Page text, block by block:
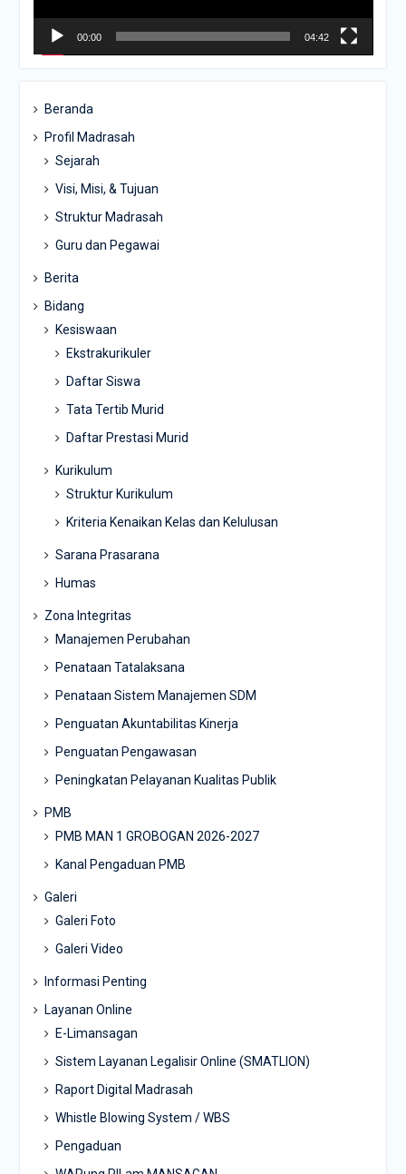
00:00 04:42
Beranda
Profil Madrasah
Sejarah
Visi, Misi, & Tujuan
Struktur Madrasah
Guru dan Pegawai
Berita
Bidang
Kesiswaan
Ekstrakurikuler
Daftar Siswa
Tata Tertib Murid
Daftar Prestasi Murid
Kurikulum
Struktur Kurikulum
Kriteria Kenaikan Kelas dan Kelulusan
Sarana Prasarana
Humas
Zona Integritas
Manajemen Perubahan
Penataan Tatalaksana
Penataan Sistem Manajemen SDM
Penguatan Akuntabilitas Kinerja
Penguatan Pengawasan
Peningkatan Pelayanan Kualitas Publik
PMB
PMB MAN 1 GROBOGAN 2026-2027
Kanal Pengaduan PMB
Galeri
Galeri Foto
Galeri Video
Informasi Penting
Layanan Online
E-Limansagan
Sistem Layanan Legalisir Online (SMATLION)
Raport Digital Madrasah
Whistle Blowing System / WBS
Pengaduan